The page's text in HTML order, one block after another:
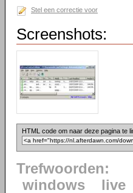
Stel een correctie voor
Screenshots:
HTML code om naar deze pagina te
Trefwoorden:
windows
live